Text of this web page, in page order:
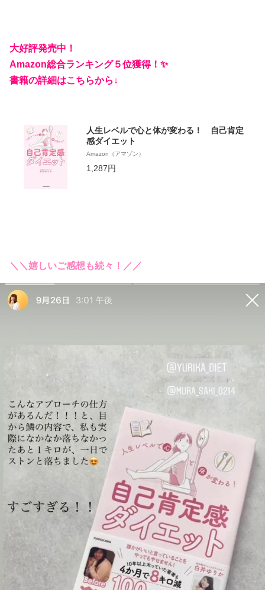
大好評発売中！
Amazon総合ランキング５位獲得！✨
書籍の詳細はこちらから↓
人生レベルで心と体が変わる！ 自己肯定
感ダイエット
Amazon（アマゾン）
1,287円
＼＼嬉しいご感想も続々！／／